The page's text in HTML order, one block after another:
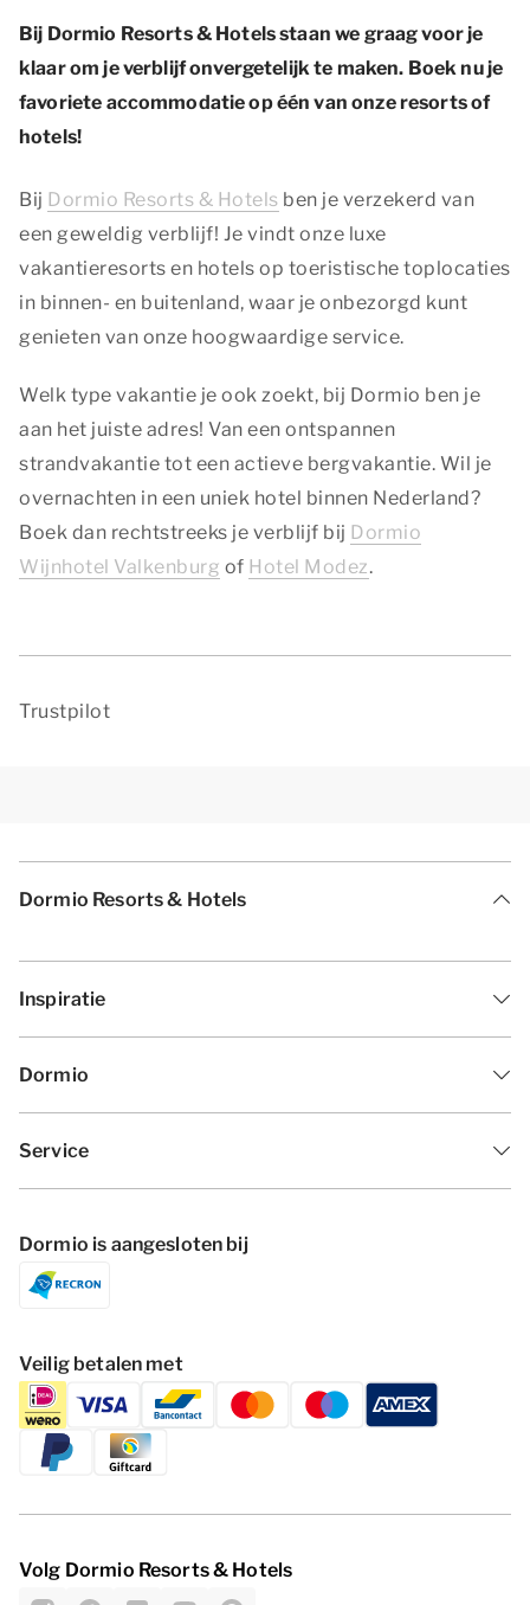
Bij Dormio Resorts & Hotels staan we graag voor je
klaar om je verblijf onvergetelijk te maken. Boek nu je
favoriete accommodatie op één van onze resorts of
hotels!
Bij Dormio Resorts & Hotels ben je verzekerd van
een geweldig verblijf! Je vindt onze luxe
vakantieresorts en hotels op toeristische toplocaties
in binnen- en buitenland, waar je onbezorgd kunt
genieten van onze hoogwaardige service.
Welk type vakantie je ook zoekt, bij Dormio ben je
aan het juiste adres! Van een ontspannen
strandvakantie tot een actieve bergvakantie. Wil je
overnachten in een uniek hotel binnen Nederland?
Boek dan rechtstreeks je verblijf bij Dormio
Wijnhotel Valkenburg of Hotel Modez.
Trustpilot
Dormio Resorts & Hotels
Inspiratie
Dormio
Service
Dormio is aangesloten bij
Veilig betalen met
Volg Dormio Resorts & Hotels